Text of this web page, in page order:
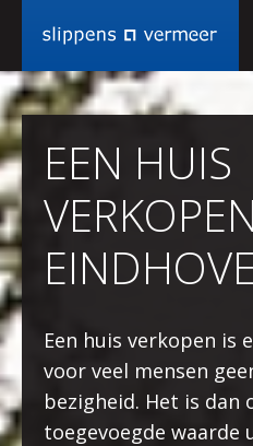
EEN HUIS
Een huis verkopen is
voor veel mensen
bezigheid. Het is dan
toegevoegde waarde
CONTACT
OPNEMEN
MIJN
VRAAG
IS
VOOR
SLIPPENSVERMEER
Wonen
EMAIL